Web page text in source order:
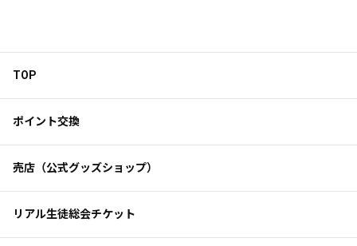
TOP
ポイント交換
売店（公式グッズショップ）
リアル生徒総会チケット